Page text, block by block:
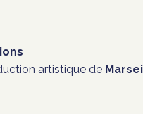
artistique de